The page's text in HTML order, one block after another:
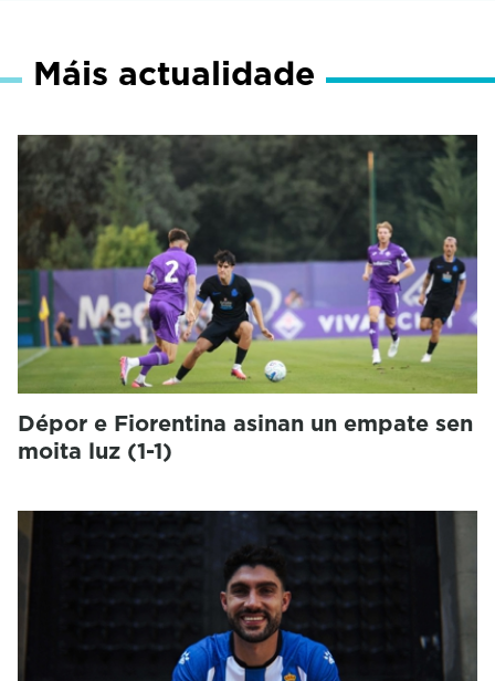
Máis actualidade
Dépor e Fiorentina asinan un empate sen
moita luz (1-1)